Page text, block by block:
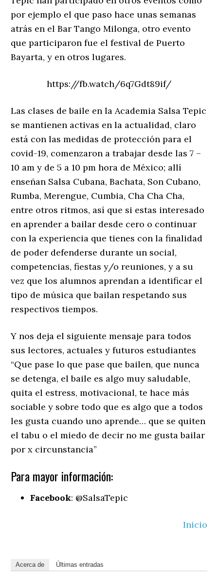
por ejemplo el que paso hace unas semanas
atrás en el Bar Tango Milonga, otro evento
que participaron fue el festival de Puerto
Bayarta, y en otros lugares.
https://fb.watch/6q7Gdt89if/
Las clases de baile en la Academia Salsa Tepic
se mantienen activas en la actualidad, claro
está con las medidas de protección para el
covid-19, comenzaron a trabajar desde las 7 –
10 am y de 5 a 10 pm hora de México; allí
enseñan Salsa Cubana, Bachata, Son Cubano,
Rumba, Merengue, Cumbia, Cha Cha Cha,
entre otros ritmos, así que si estas interesado
en aprender a bailar desde cero o continuar
con la experiencia que tienes con la finalidad
de poder defenderse durante un social,
competencias, fiestas y/o reuniones, y a su
vez que los alumnos aprendan a identificar el
tipo de música que bailan respetando sus
respectivos tiempos.
Y nos deja el siguiente mensaje para todos
sus lectores, actuales y futuros estudiantes
“Que pase lo que pase que bailen, que nunca
se detenga, el baile es algo muy saludable,
quita el estress, motivacional, te hace más
sociable y sobre todo que es algo que a todos
les gusta cuando uno aprende… que se quiten
el tabu o el miedo de decir no me gusta bailar
por x circunstancia”
Para mayor información:
Facebook: @SalsaTepic
Inicio
Acerca de Últimas entradas